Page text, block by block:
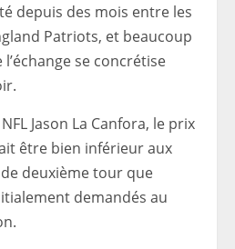
depuis des mois entre les
Patriots, et beaucoup
se concrétise
Jason La Canfora, le prix
être bien inférieur aux
deuxième tour que
demandés au